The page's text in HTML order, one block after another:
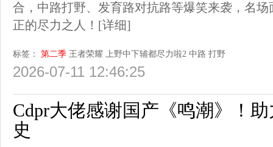
合，中路打野、发育路对抗路等爆笑来袭，名
正的尽力之人！ [详细]
标签： 第二季 王者荣耀 上野中下辅都尽力啦2 中路 打野
2026-07-11 12:46:25
Cdpr大佬感谢国产《鸣潮》！
史